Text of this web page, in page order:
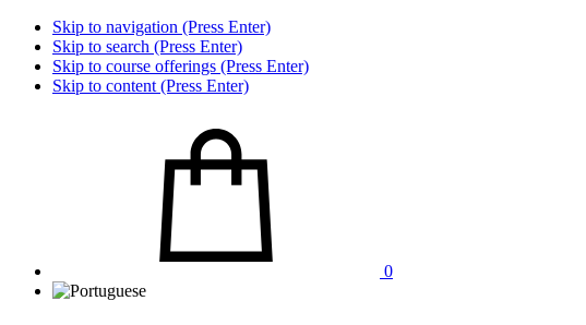
Skip to navigation (Press Enter)
Skip to search (Press Enter)
Skip to course offerings (Press Enter)
Skip to content (Press Enter)
0